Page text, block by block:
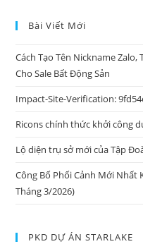
Bài Viết Mới
Cách Tạo Tên Nickname
Cho Sale Bất Động Sản
Impact-Site-Verification:
Ricons chính thức khởi công
Lộ diện trụ sở mới của Tập
Công Bố Phối Cảnh Mới Nhất
Tháng 3/2026)
PKD DỰ ÁN STARLAKE